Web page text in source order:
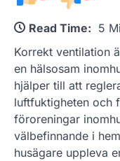
Read Time: 5
Korrekt ventilation
en hälsosam
hjälper till att
luftfuktigheten och
föroreningar
välbefinnande i
husägare uppleva